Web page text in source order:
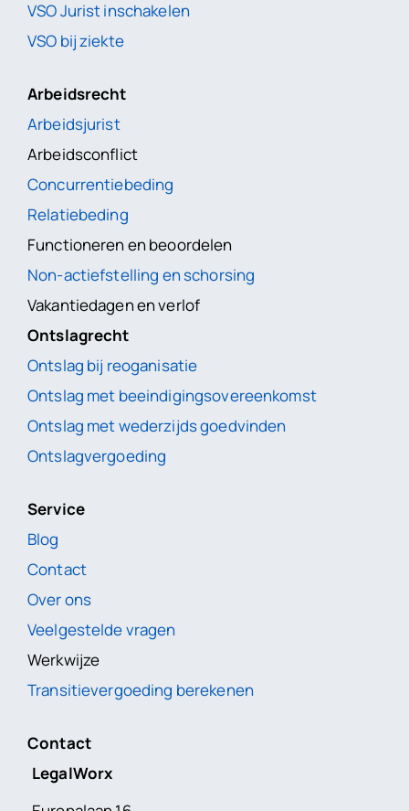
VSO Jurist inschakelen
VSO bij ziekte
Arbeidsrecht
Arbeidsjurist
Arbeidsconflict
Concurrentiebeding
Relatiebeding
Functioneren en beoordelen
Non-actiefstelling en schorsing
Vakantiedagen en verlof
Ontslagrecht
Ontslag bij reoganisatie
Ontslag met beeindigingsovereenkomst
Ontslag met wederzijds goedvinden
Ontslagvergoeding
Service
Blog
Contact
Over ons
Veelgestelde vragen
Werkwijze
Transitievergoeding berekenen
Contact
LegalWorx